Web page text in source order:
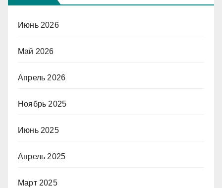
Июнь 2026
Май 2026
Апрель 2026
Ноябрь 2025
Июнь 2025
Апрель 2025
Март 2025